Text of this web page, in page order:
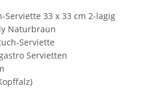
Serviette 33 x 33 cm 2-lagig
Naturbraun
Serviette
Servietten